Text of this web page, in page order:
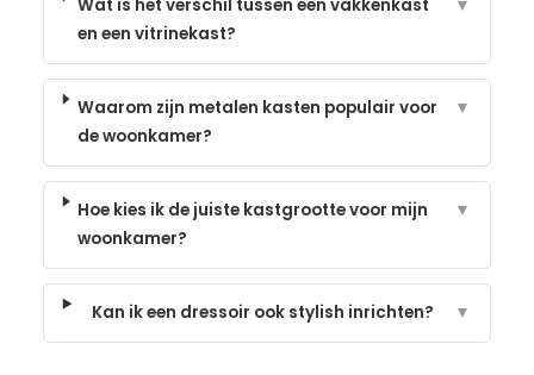
Wat is het verschil tussen een vakkenkast
en een vitrinekast?
▼
Waarom zijn metalen kasten populair voor
de woonkamer?
▼
Hoe kies ik de juiste kastgrootte voor mijn
woonkamer?
▼
Kan ik een dressoir ook stylish inrichten? ▼